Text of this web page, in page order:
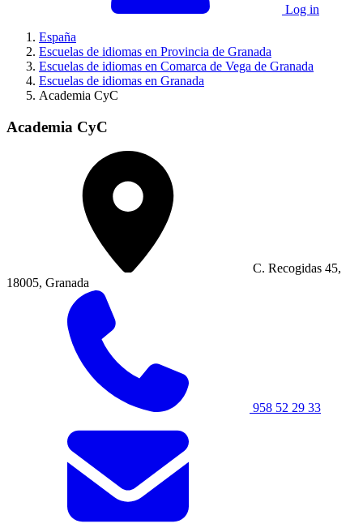
Log in
España
Escuelas de idiomas en Provincia de Granada
Escuelas de idiomas en Comarca de Vega de Granada
Escuelas de idiomas en Granada
Academia CyC
Academia CyC
C. Recogidas 45,
18005, Granada
958 52 29 33